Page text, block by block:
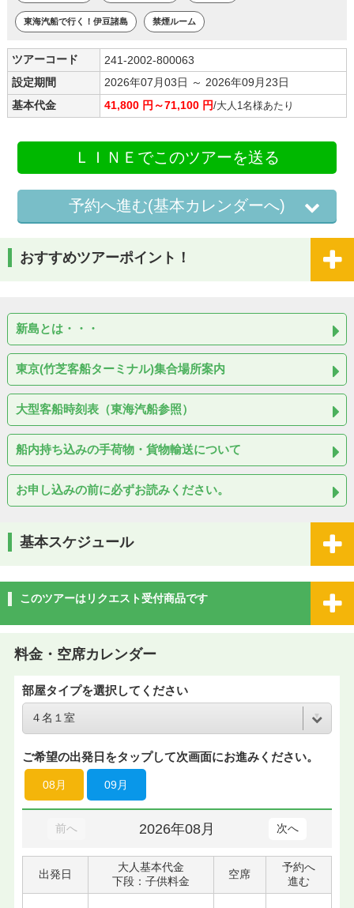
東海汽船で行く！伊豆諸島 禁煙ルーム
ツアーコード
241-2002-800063
設定期間
2026年07月03日 ～ 2026年09月23日
基本代金
41,800 円～71,100 円/大人1名様あたり
ＬＩＮＥでこのツアーを送る
予約へ進む(基本カレンダーへ)
おすすめツアーポイント！
新島とは・・・
東京(竹芝客船ターミナル)集合場所案内
大型客船時刻表（東海汽船参照）
船内持ち込みの手荷物・貨物輸送について
お申し込みの前に必ずお読みください。
基本スケジュール
このツアーはリクエスト受付商品です
料金・空席カレンダー
部屋タイプを選択してください
ご希望の出発日をタップして次画面にお進みください。
08月 09月
前へ 2026年08月 次へ
出発日
大人基本代金
下段：子供料金
空席
予約へ
進む